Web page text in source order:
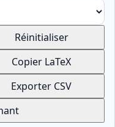
Réinitialiser
Copier LaTeX
Exporter CSV